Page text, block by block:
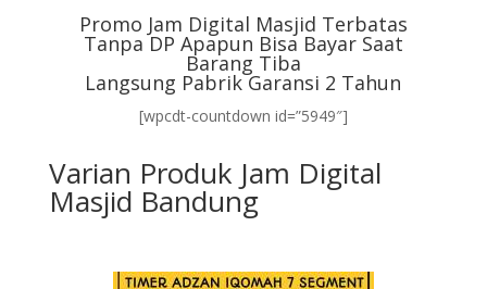
Promo Jam Digital Masjid Terbatas
Tanpa DP Apapun Bisa Bayar Saat
Barang Tiba
Langsung Pabrik Garansi 2 Tahun
[wpcdt-countdown id=”5949″]
Varian Produk Jam Digital
Masjid Bandung